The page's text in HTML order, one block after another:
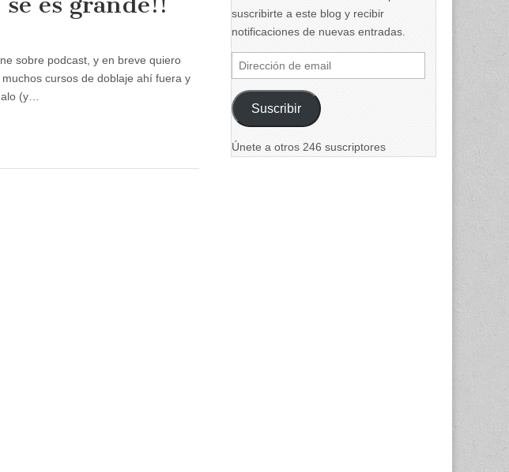
sobre podcast, y en breve quiero
cursos de doblaje ahí fuera y
(y…
suscribirte a este blog y recibir
notificaciones de nuevas entradas.
Dirección
de
email
Suscribir
Únete a otros 246 suscriptores